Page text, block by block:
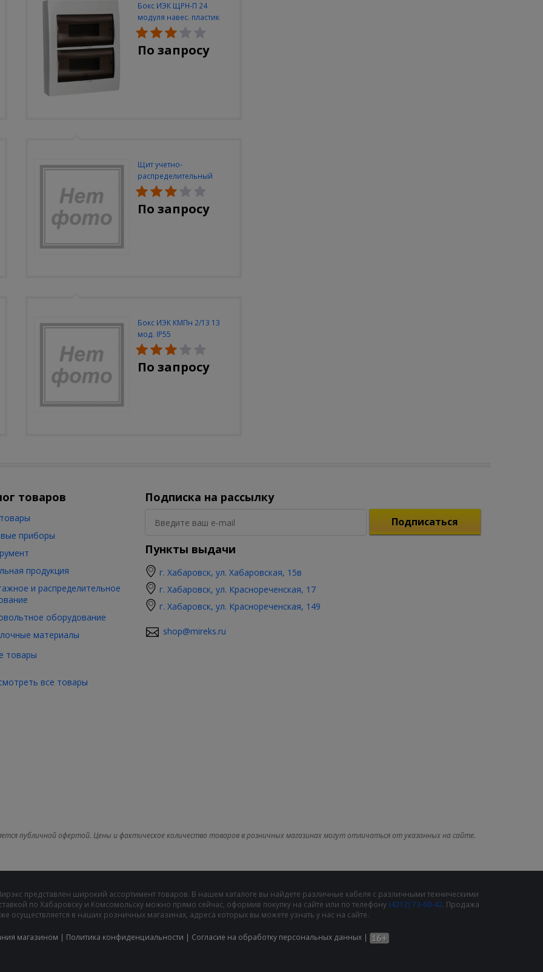
Бокс ИЭК ЩРН-П 24
модуля навес. пластик
IP40
По запросу
Щит учетно-
распределительный
встраиваемый ЭКФ
ЩРУВ-3/48 2-х дверный IP
31 (620х660х165)
По запросу
Бокс ИЭК КМПн 2/13 13
мод. IP55
По запросу
товаров
товары
приборы
продукция
и распределительное
оборудование
материалы
все товары
Подписка на рассылку
Подписаться
Пункты выдачи
г. Хабаровск, ул. Хабаровская, 15в
г. Хабаровск, ул. Краснореченская, 17
г. Хабаровск, ул. Краснореченская, 149
shop@mireks.ru
публичной офертой. Цены и фактическое количество товаров в розничных магазинах могут отличаться от указанных на сайте.
представлен широкий ассортимент товаров. В нашем каталоге вы найдете различные кабеля с различными техническими
по Хабаровску и Комсомольску можно прямо сейчас, оформив покупку на сайте или по телефону (4212) 73-60-42. Продажа
осуществляется в наших розничных магазинах, адреса которых вы можете узнать у нас на сайте.
магазином | Политика конфиденциальности | Cогласие на обработку персональных данных |